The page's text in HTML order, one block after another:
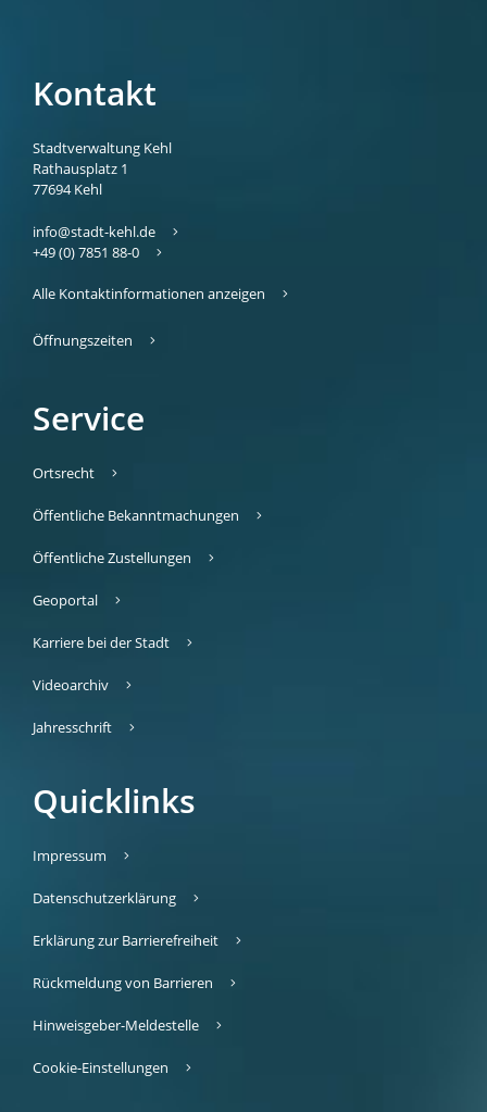
Kontakt
Stadtverwaltung Kehl
Rathausplatz 1
77694 Kehl
info@stadt-kehl.de
+49 (0) 7851 88-0
Alle Kontaktinformationen anzeigen
Öffnungszeiten
Service
Ortsrecht
Öffentliche Bekanntmachungen
Öffentliche Zustellungen
Geoportal
Karriere bei der Stadt
Videoarchiv
Jahresschrift
Quicklinks
Impressum
Datenschutzerklärung
Erklärung zur Barrierefreiheit
Rückmeldung von Barrieren
Hinweisgeber-Meldestelle
Cookie-Einstellungen